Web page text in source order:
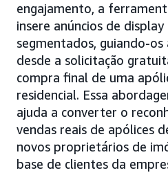
engajamento, a
insere anúncios de display
segmentados, guiando-
desde a solicitação
compra final de uma
residencial. Essa
ajuda a converter o
vendas reais de apólices
novos proprietários de
base de clientes da